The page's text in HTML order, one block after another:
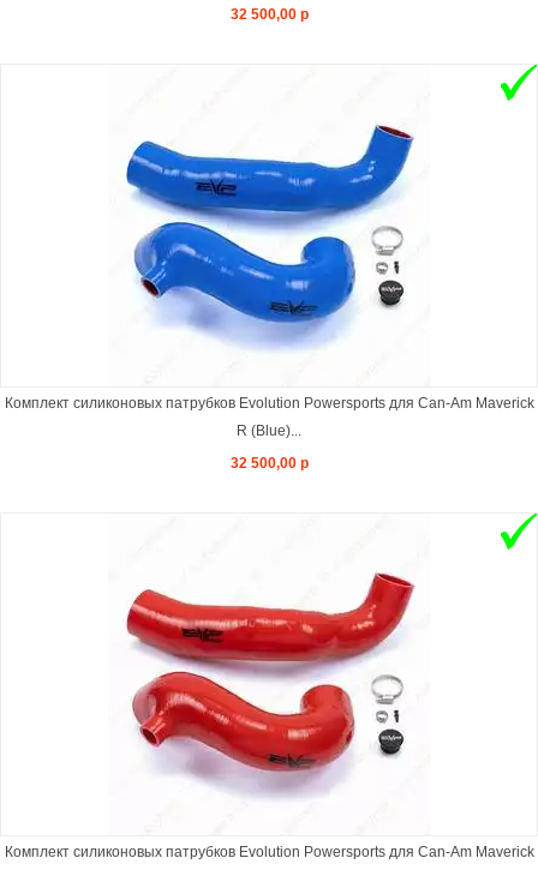
32 500,00 р
Комплект силиконовых патрубков Evolution Powersports для Can-Am Maverick
R (Blue)...
32 500,00 р
Комплект силиконовых патрубков Evolution Powersports для Can-Am Maverick